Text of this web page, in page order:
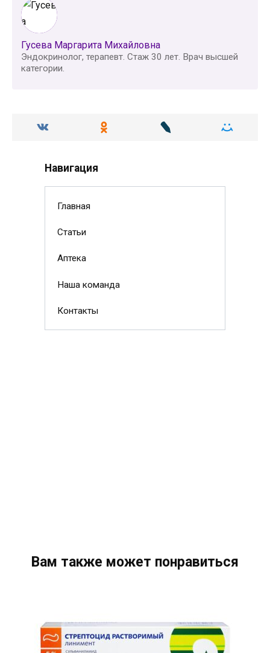
Гусева Маргарита Михайловна
Эндокринолог, терапевт. Стаж 30 лет. Врач высшей
категории.
Навигация
Главная
Статьи
Аптека
Наша команда
Контакты
Вам также может понравиться